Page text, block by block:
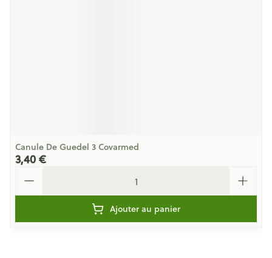
Canule De Guedel 3 Covarmed
3,40 €
Ajouter au panier